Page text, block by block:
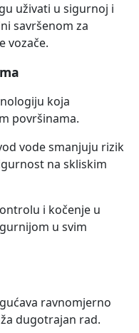
uživati u sigurnoj i
savršenom za
vozače.
koja
površinama.
vode smanjuju rizik
na skliskim
i kočenje u
u svim
ravnomjerno
dugotrajan rad.